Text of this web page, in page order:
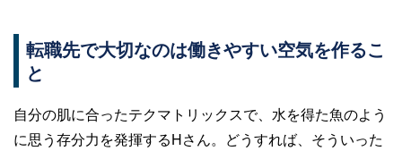
転職先で大切なのは働きやすい空気を作るこ
と
自分の肌に合ったテクマトリックスで、水を得た魚のよう
に思う存分力を発揮するHさん。どうすれば、そういった